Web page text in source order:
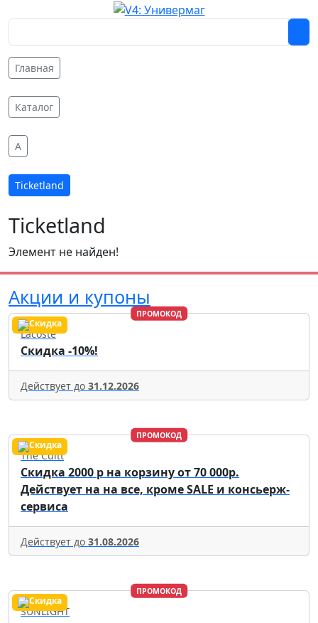
Главная
Каталог
A
Ticketland
Ticketland
Элемент не найден!
Акции и купоны
ПРОМОКОД
Lacoste
Скидка -10%!
Действует до 31.12.2026
ПРОМОКОД
The Cultt
Скидка 2000 р на корзину от 70 000р.
Действует на на все, кроме SALE и консьерж-
сервиса
Действует до 31.08.2026
ПРОМОКОД
SUNLIGHT